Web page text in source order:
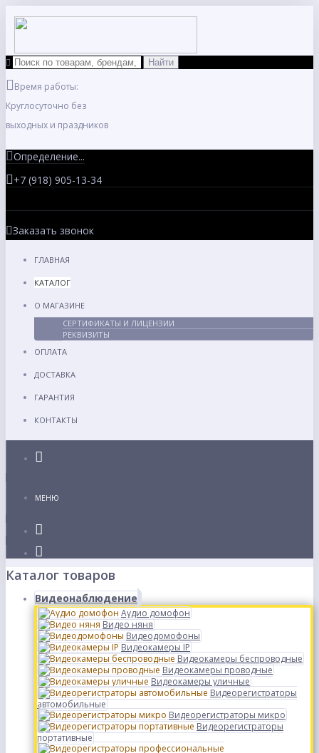
Время работы:
Круглосуточно без
выходных и праздников
Определение...
+7 (918) 905-13-34
Заказать звонок
ГЛАВНАЯ
КАТАЛОГ
О МАГАЗИНЕ
СЕРТИФИКАТЫ И ЛИЦЕНЗИИ
РЕКВИЗИТЫ
ОПЛАТА
ДОСТАВКА
ГАРАНТИЯ
КОНТАКТЫ
МЕНЮ
Каталог товаров
Видеонаблюдение
Аудио домофон
Видео няня
Видеодомофоны
Видеокамеры IP
Видеокамеры беспроводные
Видеокамеры проводные
Видеокамеры уличные
Видеорегистраторы
автомобильные
Видеорегистраторы микро
Видеорегистраторы
портативные